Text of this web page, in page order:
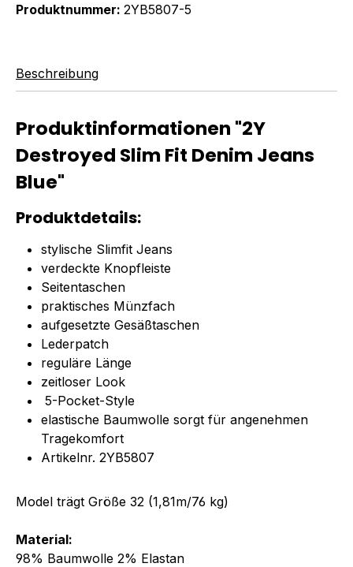
Produktnummer: 2YB5807-5
Beschreibung
Produktinformationen "2Y
Destroyed Slim Fit Denim Jeans
Blue"
Produktdetails:
stylische Slimfit Jeans
verdeckte Knopfleiste
Seitentaschen
praktisches Münzfach
aufgesetzte Gesäßtaschen
Lederpatch
reguläre Länge
zeitloser Look
5-Pocket-Style
elastische Baumwolle sorgt für angenehmen
Tragekomfort
Artikelnr. 2YB5807
Model trägt Größe 32 (1,81m/76 kg)
Material:
98% Baumwolle 2% Elastan